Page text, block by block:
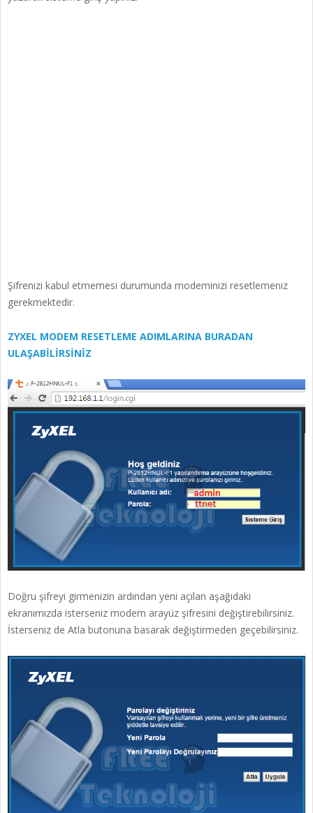
Şifrenizi kabul etmemesi durumunda modeminizi resetlemeniz
gerekmektedir.
ZYXEL MODEM RESETLEME ADIMLARINA BURADAN
ULAŞABİLİRSİNİZ
Doğru şifreyi girmenizin ardından yeni açılan aşağıdaki
ekranımızda isterseniz modem arayüz şifresini değiştirebilirsiniz.
İsterseniz de Atla butonuna basarak değiştirmeden geçebilirsiniz.